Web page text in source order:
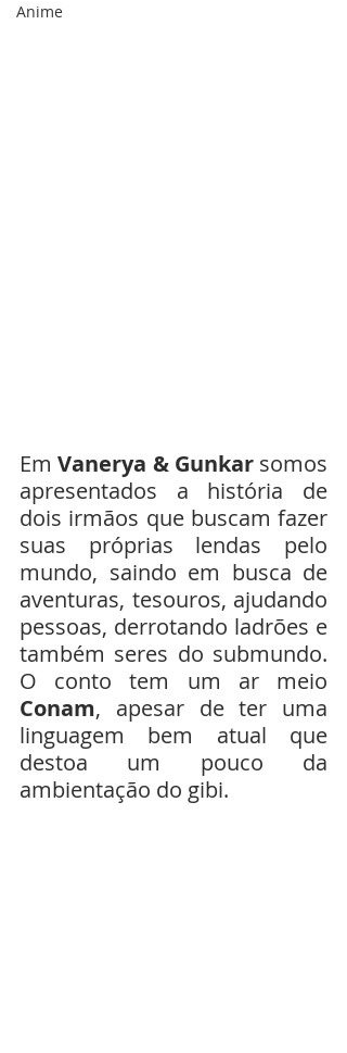
Anime
Em Vanerya & Gunkar somos
apresentados a história de
dois irmãos que buscam fazer
suas próprias lendas pelo
mundo, saindo em busca de
aventuras, tesouros, ajudando
pessoas, derrotando ladrões e
também seres do submundo.
Conam, apesar de ter uma
linguagem bem atual que
destoa um pouco da
ambientação do gibi.